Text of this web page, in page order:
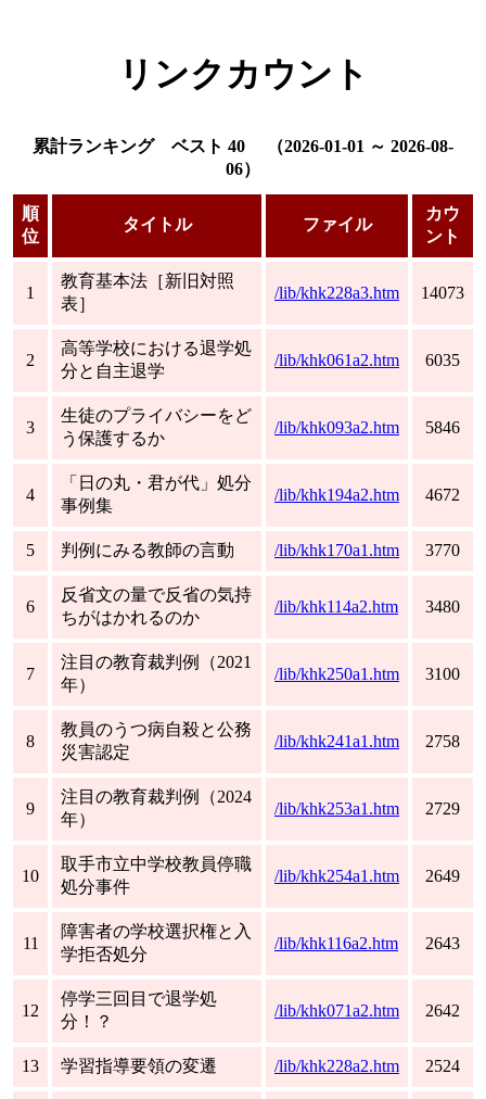
リンクカウント
累計ランキング ベスト 40 （2026-01-01 ～ 2026-08-
06）
順
位
タイトル ファイル
カウ
ント
1
教育基本法［新旧対照
表］
/lib/khk228a3.htm 14073
2
高等学校における退学処
分と自主退学
/lib/khk061a2.htm 6035
3
生徒のプライバシーをど
う保護するか
/lib/khk093a2.htm 5846
4
「日の丸・君が代」処分
事例集
/lib/khk194a2.htm 4672
5 判例にみる教師の言動 /lib/khk170a1.htm 3770
6
反省文の量で反省の気持
ちがはかれるのか
/lib/khk114a2.htm 3480
7
注目の教育裁判例（2021
年）
/lib/khk250a1.htm 3100
8
教員のうつ病自殺と公務
災害認定
/lib/khk241a1.htm 2758
9
注目の教育裁判例（2024
年）
/lib/khk253a1.htm 2729
10
取手市立中学校教員停職
処分事件
/lib/khk254a1.htm 2649
11
障害者の学校選択権と入
学拒否処分
/lib/khk116a2.htm 2643
12
停学三回目で退学処
分！？
/lib/khk071a2.htm 2642
13 学習指導要領の変遷 /lib/khk228a2.htm 2524